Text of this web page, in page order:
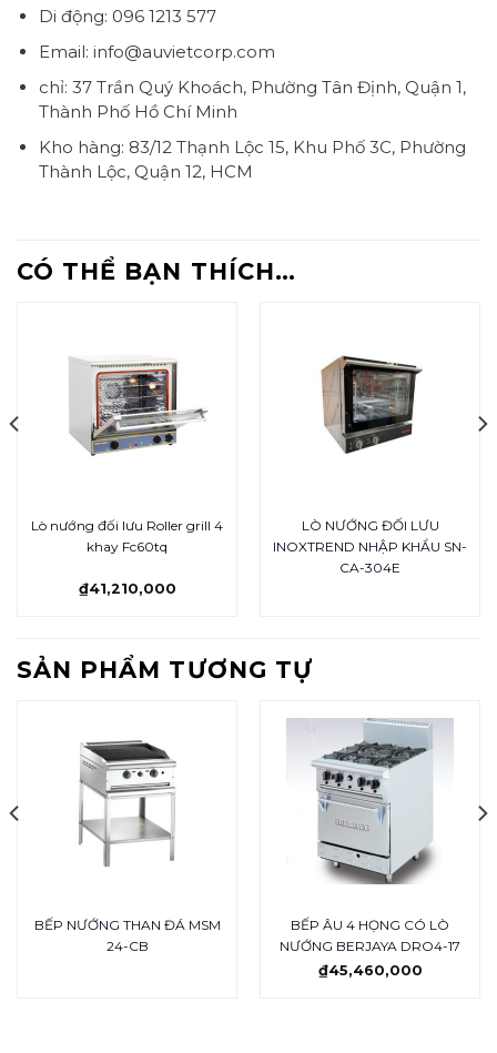
Di động: 096 1213 577
Email: info@auvietcorp.com
chỉ: 37 Trần Quý Khoách, Phường Tân Định, Quận 1,
Thành Phố Hồ Chí Minh
Kho hàng: 83/12 Thạnh Lộc 15, Khu Phố 3C, Phường
Thành Lộc, Quận 12, HCM
CÓ THỂ BẠN THÍCH…
Lò nướng đối lưu Roller grill 4
khay Fc60tq
₫41,210,000
LÒ NƯỚNG ĐỐI LƯU
INOXTREND NHẬP KHẨU SN-
CA-304E
SẢN PHẨM TƯƠNG TỰ
BẾP NƯỚNG THAN ĐÁ MSM
24-CB
BẾP ÂU 4 HỌNG CÓ LÒ
NƯỚNG BERJAYA DRO4-17
₫45,460,000